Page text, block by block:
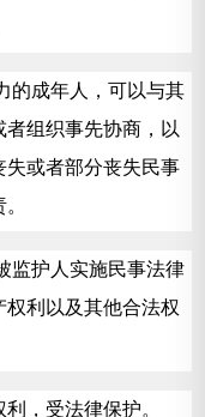
成年人，可以与其
组织事先协商，以
失或者部分丧失民事
护人实施民事法律
利以及其他合法权
，受法律保护。